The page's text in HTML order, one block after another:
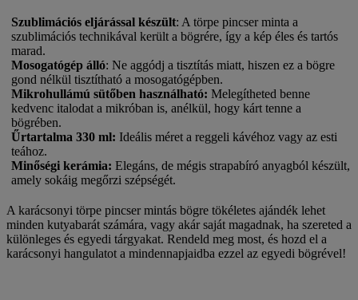
Szublimációs eljárással készült: A törpe pincser minta a
szublimációs technikával került a bögrére, így a kép éles és tartós
marad.
Mosogatógép álló: Ne aggódj a tisztítás miatt, hiszen ez a bögre
gond nélkül tisztítható a mosogatógépben.
Mikrohullámú sütőben használható: Melegítheted benne
kedvenc italodat a mikróban is, anélkül, hogy kárt tenne a
bögrében.
Űrtartalma 330 ml: Ideális méret a reggeli kávéhoz vagy az esti
teához.
Minőségi kerámia: Elegáns, de mégis strapabíró anyagból készült,
amely sokáig megőrzi szépségét.
A karácsonyi törpe pincser mintás bögre tökéletes ajándék lehet
minden kutyabarát számára, vagy akár saját magadnak, ha szereted a
különleges és egyedi tárgyakat. Rendeld meg most, és hozd el a
karácsonyi hangulatot a mindennapjaidba ezzel az egyedi bögrével!